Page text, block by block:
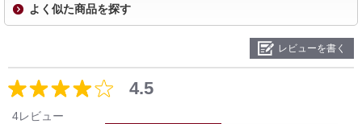
よく似た商品を探す
レビューを書く
4.5
4レビュー